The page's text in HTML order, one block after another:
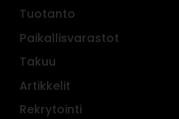
Tuotanto
Paikallisvarastot
Takuu
Artikkelit
Rekrytointi